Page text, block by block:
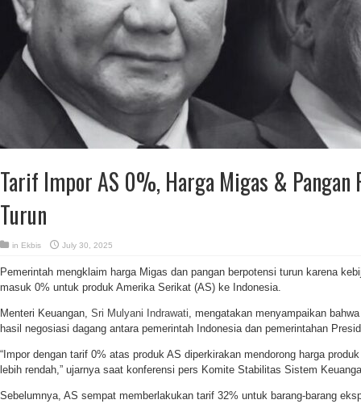
Tarif Impor AS 0%, Harga Migas & Pangan
Turun
in Ekbis July 30, 2025
Pemerintah mengklaim harga Migas dan pangan berpotensi turun karena
masuk 0% untuk produk Amerika Serikat (AS) ke Indonesia.
Menteri Keuangan, Sri Mulyani Indrawati, mengatakan menyampaikan
hasil negosiasi dagang antara pemerintah Indonesia dan pemerintahan
“Impor dengan tarif 0% atas produk AS diperkirakan mendorong harga
lebih rendah,” ujarnya saat konferensi pers Komite Stabilitas Sistem
Sebelumnya, AS sempat memberlakukan tarif 32% untuk barang-barang